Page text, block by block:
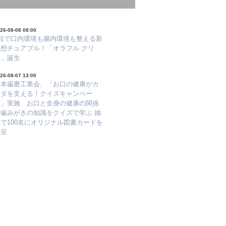
08-08 08:00
で口内環境も腸内環境も整える新
チュアブル！「オラフル クリ
誕生
08-07 13:00
本歯磨工業会、「お口の健康がカ
を支える！クイズキャンペー
」実施 お口と全身の健康の関係
みがきの知識をクイズで学ぶ 抽
100名にオリジナル図書カードを